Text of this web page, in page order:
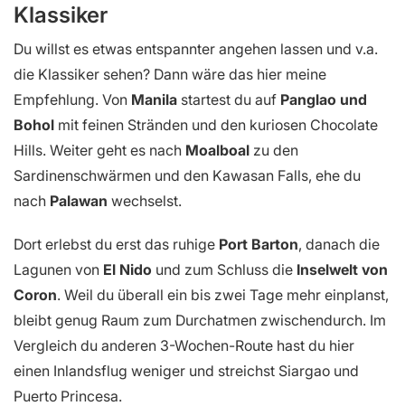
Klassiker
Du willst es etwas entspannter angehen lassen und v.a.
die Klassiker sehen? Dann wäre das hier meine
Empfehlung. Von Manila startest du auf Panglao und
Bohol mit feinen Stränden und den kuriosen Chocolate
Hills. Weiter geht es nach Moalboal zu den
Sardinenschwärmen und den Kawasan Falls, ehe du
nach Palawan wechselst.
Dort erlebst du erst das ruhige Port Barton, danach die
Lagunen von El Nido und zum Schluss die Inselwelt von
Coron. Weil du überall ein bis zwei Tage mehr einplanst,
bleibt genug Raum zum Durchatmen zwischendurch. Im
Vergleich du anderen 3-Wochen-Route hast du hier
einen Inlandsflug weniger und streichst Siargao und
Puerto Princesa.